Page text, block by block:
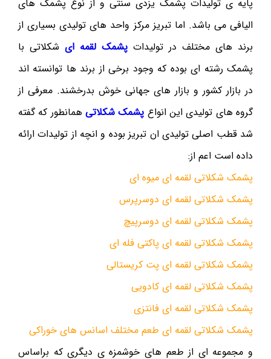
پایه ی تولیدات پشمک یزدی سنتی و از نوع پشمک های
الیافی می باشد. اما تبریز مرکز واحد های تولیدی بسیاری از
برند های مختلف در تولیدات پشمک لقمه ای شکلاتی با
پشمک رشته ای بوده که وجود برخی از برند ها توانسته اند
در بازار کشور و بازار های جهانی خوش بدرخشند. معرفی از
گروه های تولیدی این انواع پشمک شکلاتی همانطور که گفته
شد قطب اصلی تولیدی ان تبریز بوده و انچه از تولیدات ارائه
داده است اعم از:
پشمک شکلاتی لقمه ای میوه ای
پشمک شکلاتی لقمه ای دوسرپرس
پشمک شکلاتی لقمه ای دوسرپیچ
پشمک شکلاتی لقمه ای پاکتی فله ای
پشمک شکلاتی لقمه ای پت کریستالی
پشمک شکلاتی لقمه ای کادویی
پشمک شکلاتی لقمه ای فانتزی
پشمک شکلاتی لقمه ای طعم مختلف اسانس های خوراکی
و مجموعه ای از طعم های خوشمزه ی دیگری که براساس